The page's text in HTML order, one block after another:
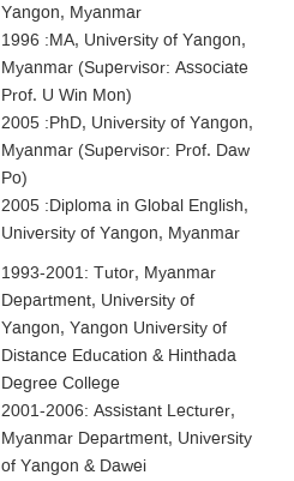
Yangon, Myanmar
1996 :MA, University of Yangon,
Myanmar (Supervisor: Associate
Prof. U Win Mon)
2005 :PhD, University of Yangon,
Myanmar (Supervisor: Prof. Daw
Po)
2005 :Diploma in Global English,
University of Yangon, Myanmar
1993-2001: Tutor, Myanmar
Department, University of
Yangon, Yangon University of
Distance Education & Hinthada
Degree College
2001-2006: Assistant Lecturer,
Myanmar Department, University
of Yangon & Dawei